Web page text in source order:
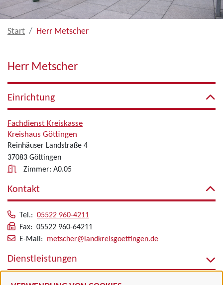
Start Herr Metscher
Herr Metscher
Einrichtung
Fachdienst Kreiskasse
Kreishaus Göttingen
Reinhäuser Landstraße 4
37083 Göttingen
Zimmer: A0.05
Kontakt
Tel.: 05522 960-4211
Fax: 05522 960-64211
E-Mail: metscher@landkreisgoettingen.de
Dienstleistungen